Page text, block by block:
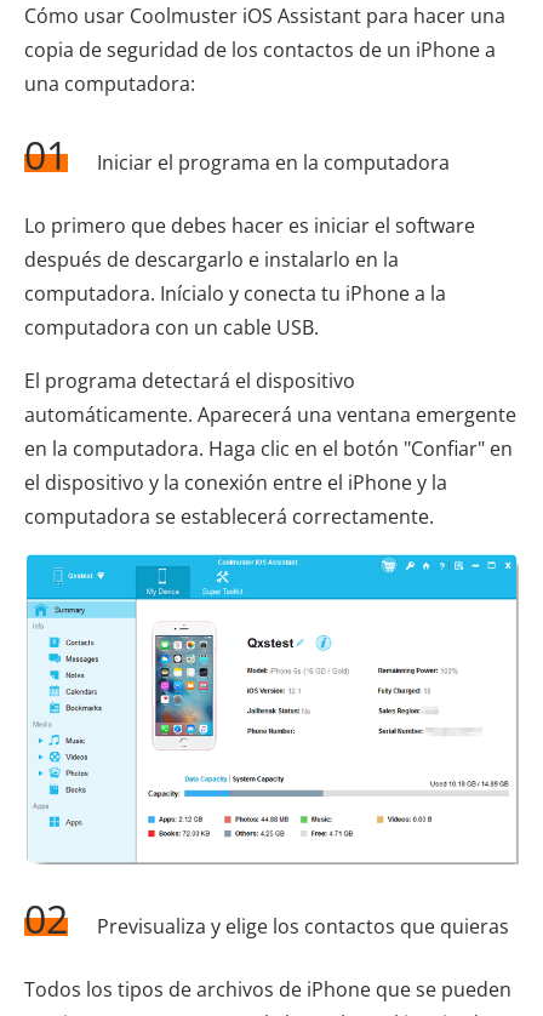
Cómo usar Coolmuster iOS Assistant para hacer una
copia de seguridad de los contactos de un iPhone a
una computadora:
01 Iniciar el programa en la computadora
Lo primero que debes hacer es iniciar el software
después de descargarlo e instalarlo en la
computadora. Inícialo y conecta tu iPhone a la
computadora con un cable USB.
El programa detectará el dispositivo
automáticamente. Aparecerá una ventana emergente
en la computadora. Haga clic en el botón "Confiar" en
el dispositivo y la conexión entre el iPhone y la
computadora se establecerá correctamente.
02 Previsualiza y elige los contactos que quieras
Todos los tipos de archivos de iPhone que se pueden